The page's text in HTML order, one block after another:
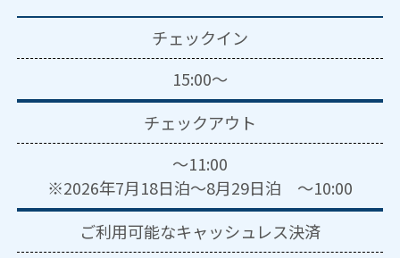
チェックイン
15:00～
チェックアウト
～11:00
※2026年7月18日泊～8月29日泊 ～10:00
ご利用可能なキャッシュレス決済